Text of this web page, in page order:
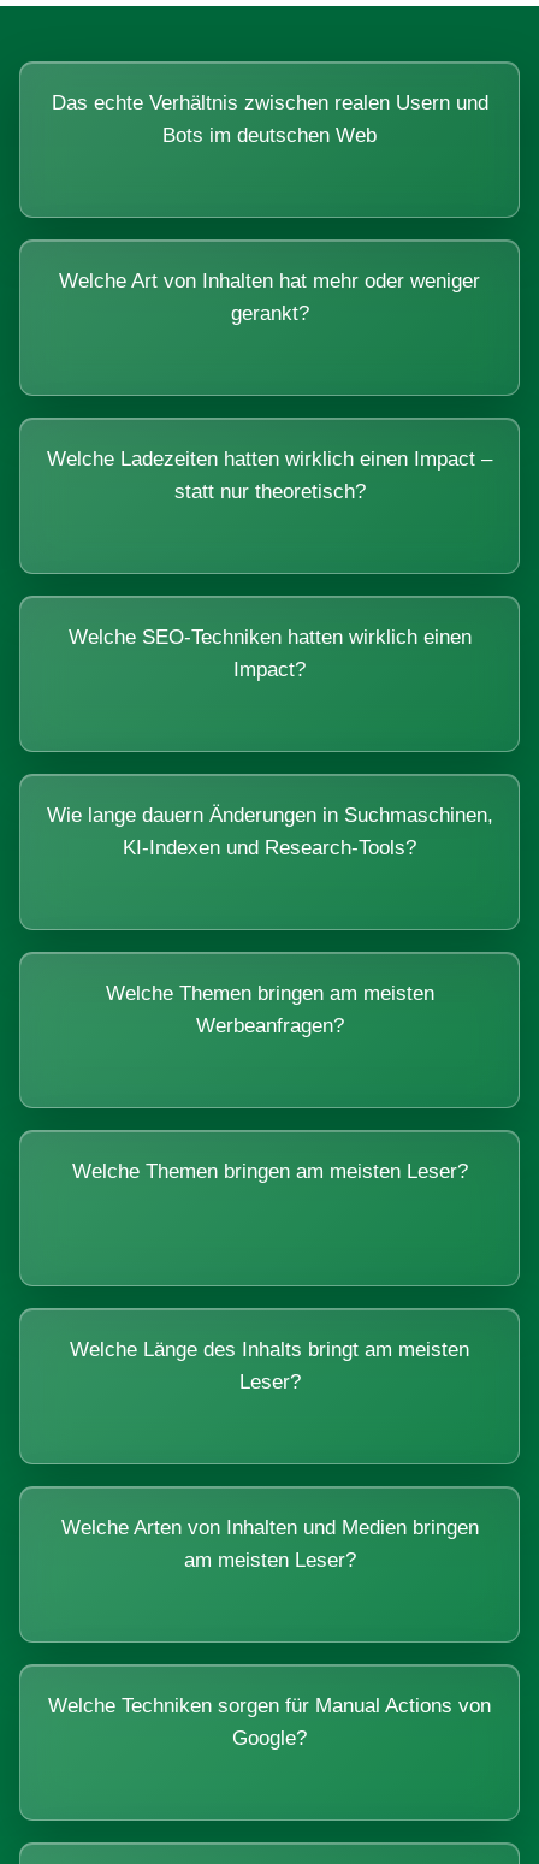
Das echte Verhältnis zwischen realen Usern und
Bots im deutschen Web
Welche Art von Inhalten hat mehr oder weniger
gerankt?
Welche Ladezeiten hatten wirklich einen Impact –
statt nur theoretisch?
Welche SEO-Techniken hatten wirklich einen
Impact?
Wie lange dauern Änderungen in Suchmaschinen,
KI-Indexen und Research-Tools?
Welche Themen bringen am meisten
Werbeanfragen?
Welche Themen bringen am meisten Leser?
Welche Länge des Inhalts bringt am meisten
Leser?
Welche Arten von Inhalten und Medien bringen
am meisten Leser?
Welche Techniken sorgen für Manual Actions von
Google?